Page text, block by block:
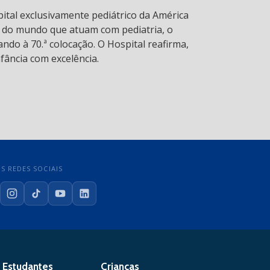
exclusivamente pediátrico da América
mundo que atuam com pediatria, o
à 70.ª colocação. O Hospital reafirma,
com excelência.
REDES SOCIAIS
Instagram
TikTokYouTubeLinkedIn
Estudantes Crianças